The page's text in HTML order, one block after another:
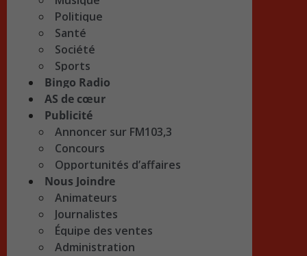
Politique
Santé
Société
Sports
Bingo Radio
AS de cœur
Publicité
Annoncer sur FM103,3
Concours
Opportunités d’affaires
Nous Joindre
Animateurs
Journalistes
Équipe des ventes
Administration